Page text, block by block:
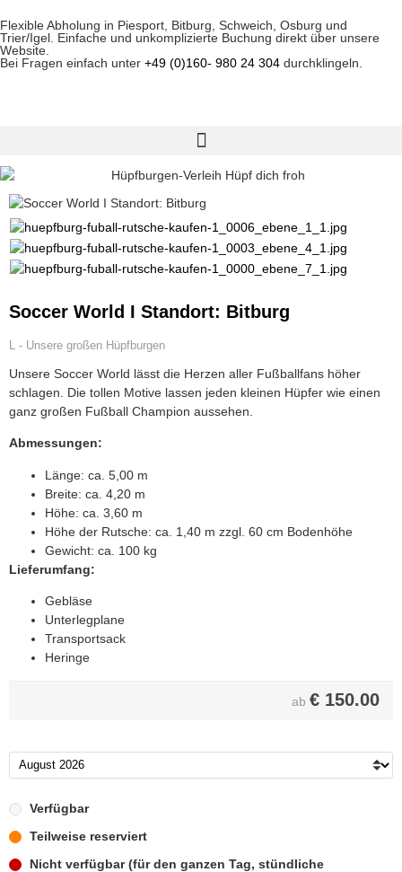
Flexible Abholung in Piesport, Bitburg, Schweich, Osburg und
Trier/Igel. Einfache und unkomplizierte Buchung direkt über unsere
Website.
Bei Fragen einfach unter +49 (0)160- 980 24 304 durchklingeln.
Soccer World I Standort: Bitburg
L - Unsere großen Hüpfburgen
Unsere Soccer World lässt die Herzen aller Fußballfans höher
schlagen. Die tollen Motive lassen jeden kleinen Hüpfer wie einen
ganz großen Fußball Champion aussehen.
Abmessungen:
Länge: ca. 5,00 m
Breite: ca. 4,20 m
Höhe: ca. 3,60 m
Höhe der Rutsche: ca. 1,40 m zzgl. 60 cm Bodenhöhe
Gewicht: ca. 100 kg
Lieferumfang:
Gebläse
Unterlegplane
Transportsack
Heringe
ab € 150.00
Verfügbar
Teilweise reserviert
Nicht verfügbar (für den ganzen Tag, stündliche